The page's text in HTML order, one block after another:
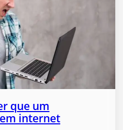
que um
internet